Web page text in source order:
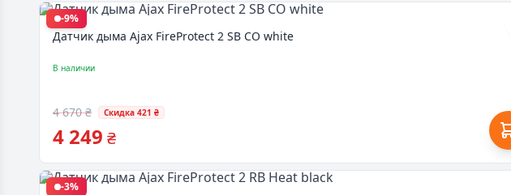
-9%
Датчик дыма Ajax FireProtect 2 SB CO white
В наличии
4 670 ₴ Скидка 421 ₴
4 249 ₴
-3%